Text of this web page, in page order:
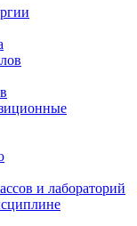
и лабораторий